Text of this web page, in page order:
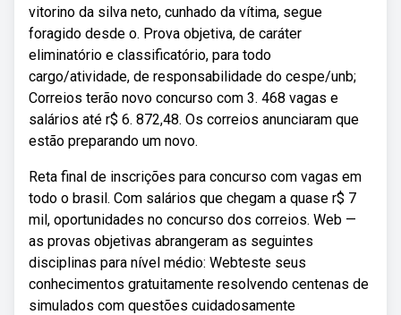
vitorino da silva neto, cunhado da vítima, segue
foragido desde o. Prova objetiva, de caráter
eliminatório e classificatório, para todo
cargo/atividade, de responsabilidade do cespe/unb;
Correios terão novo concurso com 3. 468 vagas e
salários até r$ 6. 872,48. Os correios anunciaram que
estão preparando um novo.
Reta final de inscrições para concurso com vagas em
todo o brasil. Com salários que chegam a quase r$ 7
mil, oportunidades no concurso dos correios. Web —
as provas objetivas abrangeram as seguintes
disciplinas para nível médio: Webteste seus
conhecimentos gratuitamente resolvendo centenas de
simulados com questões cuidadosamente